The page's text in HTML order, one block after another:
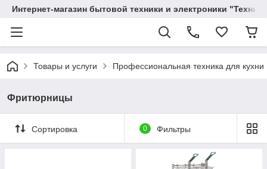
Интернет-магазин бытовой техники и электроники
Товары и услуги Профессиональная техника для кухни
Фритюрницы
Сортировка 0 Фильтры